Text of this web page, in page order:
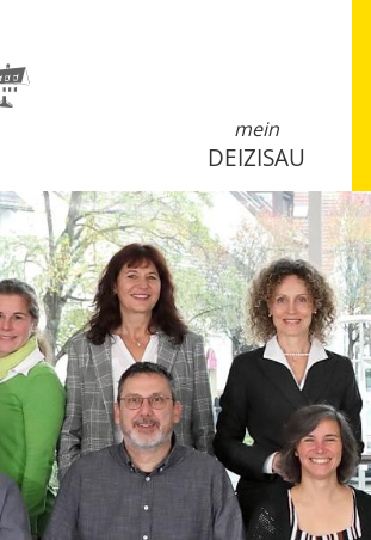
mein
DEIZISAU